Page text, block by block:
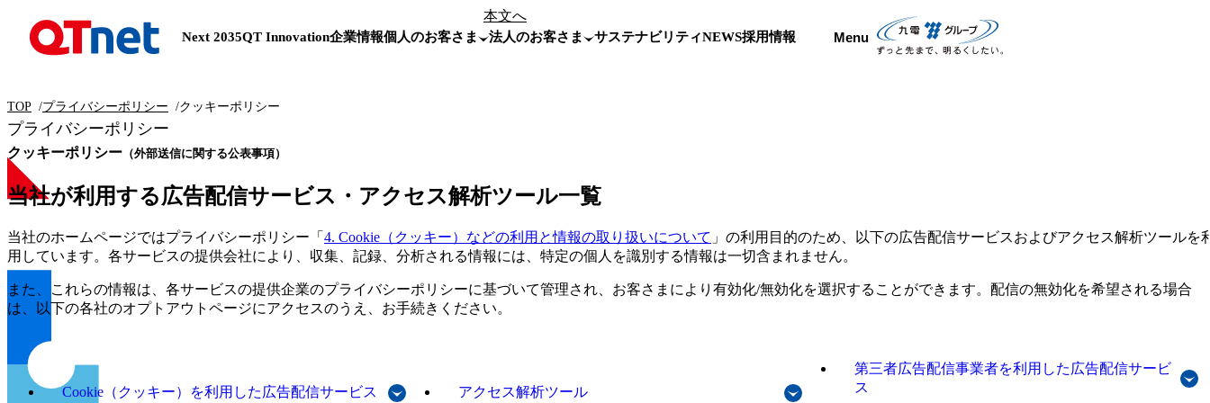
本文へ
Next 2035QT Innovation企業情報個人のお客さま 法人のお客さま サステナビリティNEWS採用情報 Menu
TOP プライバシーポリシー クッキーポリシー
プライバシーポリシー
クッキーポリシー （外部送信に関する公表事項）
当社が利用する広告配信サービス・アクセス解析ツール一覧
当社のホームページではプライバシーポリシー「 4. Cookie（クッキー）などの利用と情報の取り扱いについて 」の利用目的のため、以下の広告配信サービスおよびアクセス解析ツールを
用しています。各サービスの提供会社により、収集、記録、分析される情報には、特定の個人を識別する情報は一切含まれません。
また、これらの情報は、各サービスの提供企業のプライバシーポリシーに基づいて管理され、お客さまにより有効化/無効化を選択することができます。配信の無効化を希望される場合
は、以下の各社のオプトアウトページにアクセスのうえ、お手続きください。
Cookie（クッキー）を利用した広告配信サービス アクセス解析ツール
第三者広告配信事業者を利用した広告配信サービ
ス